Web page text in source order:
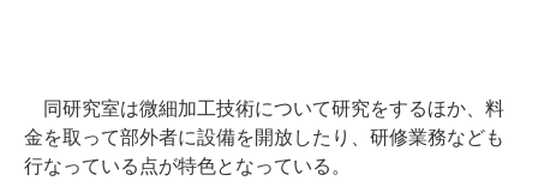
同研究室は微細加工技術について研究をするほか、料
金を取って部外者に設備を開放したり、研修業務なども
行なっている点が特色となっている。